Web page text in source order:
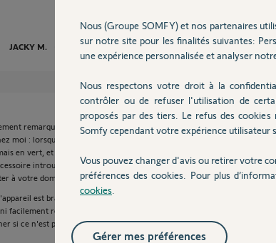
JACKY M. il y a presque 2 ans
remarqué ce fil de discussion, mais la solution décrite ne semble pas
moi : lorsque je maintiens appuyé le bouton Reset, le voyant ne clignote
en vert, et si je tente d'appairer le hub à l'application Maison, j'obtiens
introuvable, il se peut que vous deviez rallumer votre accessoire
à votre domicile".
est branché directement sur le tableau électrique, et ne peut donc
facilement retiré (et comme je ne suis pas électricien, je préfèrerais
si ce n'est pas nécessaire).
Nous (Groupe SOMFY) et nos partenaires
sur notre site pour les finalités suivantes:
une expérience personnalisée et analyser
Nous respectons votre droit à la
contrôler ou de refuser l'utilisation de
proposés par des tiers. Le refus des
Somfy cependant votre expérience utilisateur
Vous pouvez changer d'avis ou retirer votre
préférences des cookies. Pour plus
cookies
Gérer mes préférences